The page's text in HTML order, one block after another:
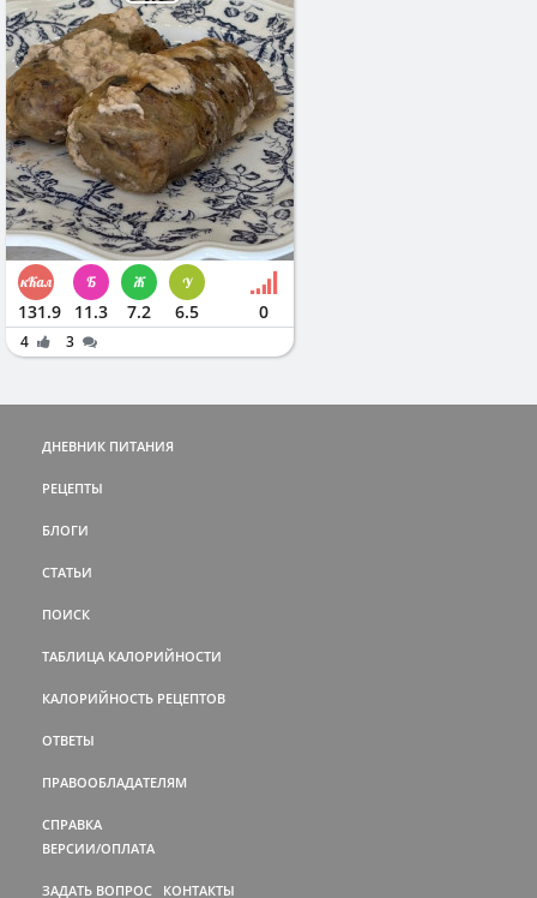
131.9 11.3 7.2 6.5 0
4 3
ДНЕВНИК ПИТАНИЯ
РЕЦЕПТЫ
БЛОГИ
СТАТЬИ
ПОИСК
ТАБЛИЦА КАЛОРИЙНОСТИ
КАЛОРИЙНОСТЬ РЕЦЕПТОВ
ОТВЕТЫ
ПРАВООБЛАДАТЕЛЯМ
СПРАВКА
ВЕРСИИ/ОПЛАТА
ЗАДАТЬ ВОПРОС КОНТАКТЫ